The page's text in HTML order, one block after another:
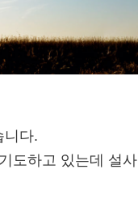
니다.
도하고 있는데 설사